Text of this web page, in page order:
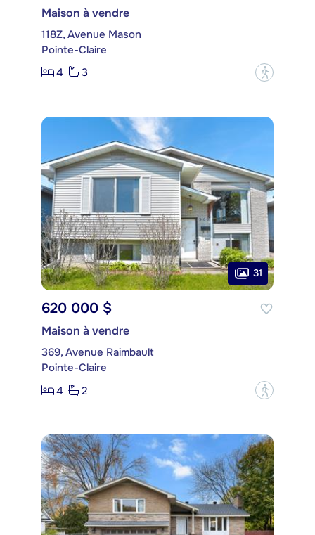
Maison à vendre
118Z, Avenue Mason
Pointe-Claire
4
3 ?
31
620 000 $
Maison à vendre
369, Avenue Raimbault
Pointe-Claire
4
2 ?